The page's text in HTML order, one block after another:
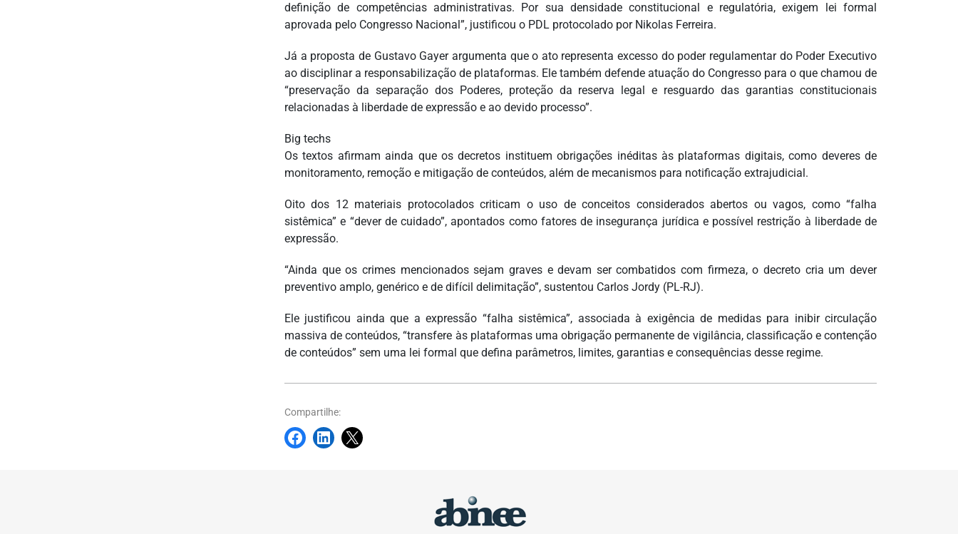
definição de competências administrativas. Por sua densidade constitucional e regulatória, exigem lei formal
aprovada pelo Congresso Nacional”, justificou o PDL protocolado por Nikolas Ferreira.
Já a proposta de Gustavo Gayer argumenta que o ato representa excesso do poder regulamentar do Poder Executivo
ao disciplinar a responsabilização de plataformas. Ele também defende atuação do Congresso para o que chamou de
“preservação da separação dos Poderes, proteção da reserva legal e resguardo das garantias constitucionais
relacionadas à liberdade de expressão e ao devido processo”.
Big techs
Os textos afirmam ainda que os decretos instituem obrigações inéditas às plataformas digitais, como deveres de
monitoramento, remoção e mitigação de conteúdos, além de mecanismos para notificação extrajudicial.
Oito dos 12 materiais protocolados criticam o uso de conceitos considerados abertos ou vagos, como “falha
sistêmica” e “dever de cuidado”, apontados como fatores de insegurança jurídica e possível restrição à liberdade de
expressão.
“Ainda que os crimes mencionados sejam graves e devam ser combatidos com firmeza, o decreto cria um dever
preventivo amplo, genérico e de difícil delimitação”, sustentou Carlos Jordy (PL-RJ).
Ele justificou ainda que a expressão “falha sistêmica”, associada à exigência de medidas para inibir circulação
massiva de conteúdos, “transfere às plataformas uma obrigação permanente de vigilância, classificação e contenção
de conteúdos” sem uma lei formal que defina parâmetros, limites, garantias e consequências desse regime.
Compartilhe: